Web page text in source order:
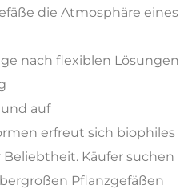
die Atmosphäre eines
nach flexiblen Lösungen
auf
erfreut sich biophiles
Käufer suchen
Pflanzgefäßen